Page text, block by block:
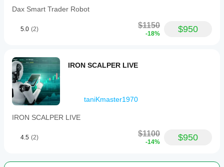
により以下が保証されます：
実際の市場流動性がある期間のみエントリー
すべての取引時間はボット内で完全に設定可能で
す。
📌 シンボル要件
ボットは以下のシンボルに対応しています：
GER40 、 GER30
推奨最大スプレッド：
3～5ポイントまで
（ボット
Dax Smart Trader Robot
5.0 (2) $1150
-18% $950
IRON SCALPER LIVE
taniKmaster1970
IRON SCALPER LIVE
4.5 (2) $1100
-14% $950